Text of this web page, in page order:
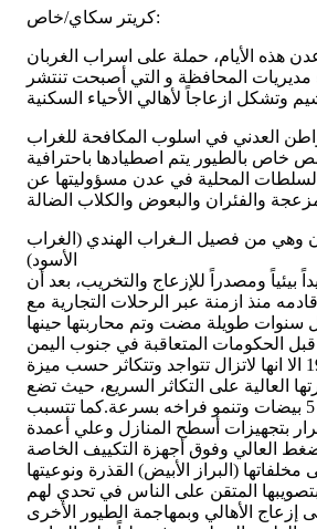
كريتر سكاي/خاص:
هذه الأيام، حملة على اسراب الغربان
مديريات المحافظة و التي أصبحت تنتشر
العدني في اسلوب المكافحة للغراب
خاص بالطيور يتم اصطيادها باحترافية
المحلية في عدن مسؤوليتها عن
وهي من فصيل الـغراب الهندي (الغراب
الأسود)
بيئياً ومصدراً للإزعاج والتخريب، بعد أن
منذ ازمنة عبر الرحلات التجارية مع
سنوات طويلة مضت وتم محاربتها حينها
الحكومات المتعاقبة في جنوب اليمن
اي ما قبل العام 1990 الا انها لاتزال تتواجد وتتكاثر حسب ميزة
العالية على التكاثر السريع، حيث تضع
الأنثى ما بين 2 إلى 5 بيضات وتنمو فراخه بسرعة.كما تتسبب
بتجهيزات أسطح المنازل وعلي أعمدة
العالي وفوق أجهزة التكييف الخاصة
مخلفاتها (البراز الأبيض) القذرة ونوعيتها
المتقن على الناس في تحدي لهم
إزعاج الأهالي وبمهاجمة الطيور الأخرى